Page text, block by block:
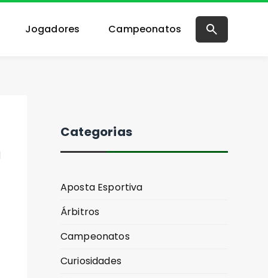
Jogadores Campeonatos
Categorias
Aposta Esportiva
Árbitros
Campeonatos
Curiosidades